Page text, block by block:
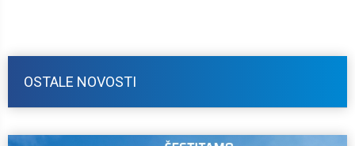
OSTALE NOVOSTI